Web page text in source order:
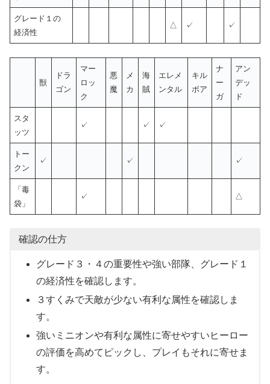
グレード１の
経済性
△ ✓ ✓
獣
ドラ
ゴン
マー
ロッ
ク
悪
魔
メ
カ
海
賊
エレメ
ンタル
キル
ボア
ナ
ー
ガ
アン
デッ
ド
スタ
ッツ
✓ ✓ ✓
トー
クン
✓ ✓ ✓
「毒
袋」
✓ △
確認の仕方
グレード３・４の重要性や強い部隊、グレード１
の経済性を確認します。
３すくみで天敵が少ない有利な属性を確認しま
す。
強いミニオンや有利な属性に寄せやすいヒーロー
の評価を高めてピックし、プレイもそれに寄せま
す。